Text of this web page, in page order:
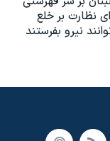
نظارت بر خلع
نیرو بفرستند